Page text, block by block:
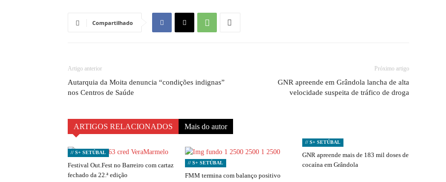
Compartilhado
Artigo anterior
Autarquia da Moita denuncia “condições indignas”
nos Centros de Saúde
Próximo artigo
GNR apreende em Grândola lancha de alta
velocidade suspeita de tráfico de droga
ARTIGOS RELACIONADOS Mais do autor
// S+ SETÚBAL
Festival Out.Fest no Barreiro com cartaz
fechado da 22.ª edição
// S+ SETÚBAL
FMM termina com balanço positivo
// S+ SETÚBAL
GNR apreende mais de 183 mil doses de
cocaína em Grândola